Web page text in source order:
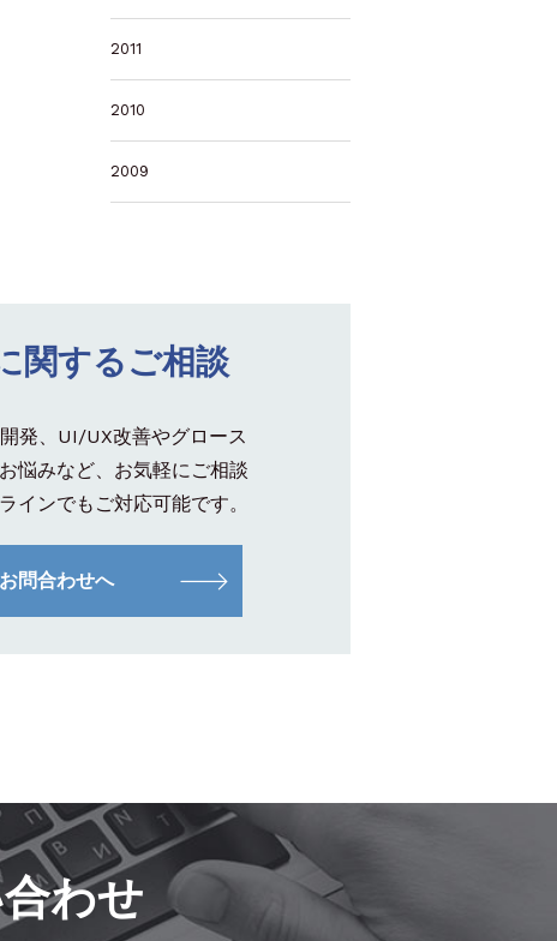
2011
2010
2009
関するご相談
発、UI/UX改善やグロース
悩みなど、お気軽にご相談
インでもご対応可能です。
お問合わせへ
わせ